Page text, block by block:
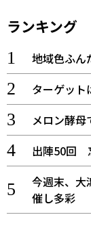
ランキング
地域色ふ
ターゲット
メロン酵母
出陣50回
今週末、
催し多彩